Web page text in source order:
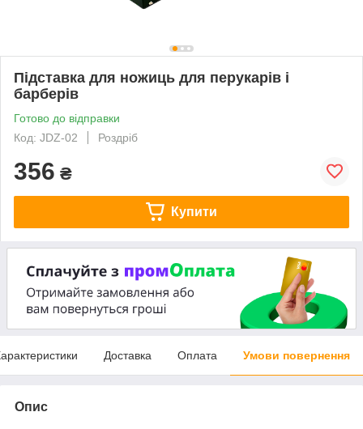
Підставка для ножиць для перукарів і
барберів
Готово до відправки
Код: JDZ-02
Роздріб
356 ₴
Купити
Доставка Оплата Умови повернення
Опис